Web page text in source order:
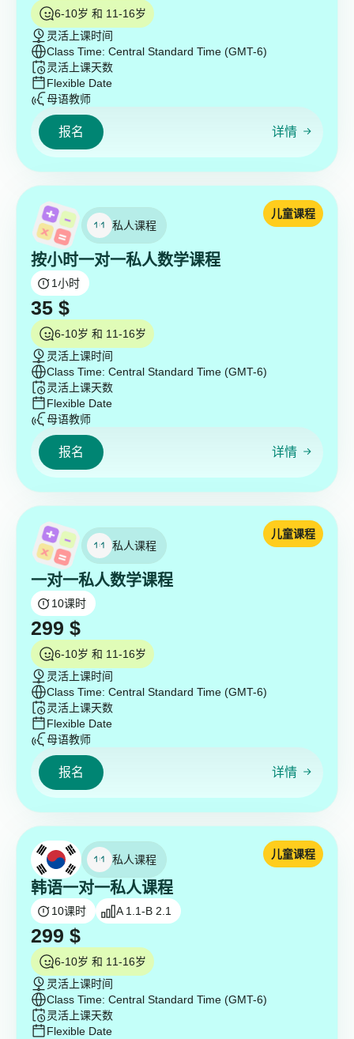
6-10岁 和 11-16岁
灵活上课时间
Class Time: Central Standard Time (GMT-6)
灵活上课天数
Flexible Date
母语教师
报名 详情
私人课程
按小时一对一私人数学课程
儿童课程
1小时
35 $
6-10岁 和 11-16岁
灵活上课时间
Class Time: Central Standard Time (GMT-6)
灵活上课天数
Flexible Date
母语教师
报名 详情
私人课程
一对一私人数学课程
儿童课程
10课时
299 $
6-10岁 和 11-16岁
灵活上课时间
Class Time: Central Standard Time (GMT-6)
灵活上课天数
Flexible Date
母语教师
报名 详情
私人课程
韩语一对一私人课程
儿童课程
10课时 A 1.1-B 2.1
299 $
6-10岁 和 11-16岁
灵活上课时间
Class Time: Central Standard Time (GMT-6)
灵活上课天数
Flexible Date